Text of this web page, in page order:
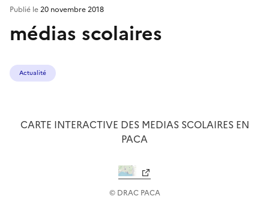
médias scolaires
Publié le20 novembre 2018
Actualité
CARTE INTERACTIVE DES MEDIAS SCOLAIRES EN
PACA
© DRAC PACA